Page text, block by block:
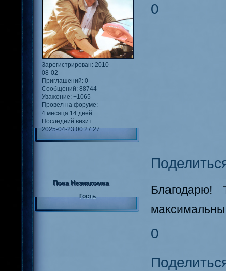
Зарегистрирован: 2010-
08-02
Приглашений: 0
Сообщений: 88744
Уважение: +1065
Провел на форуме:
4 месяца 14 дней
Последний визит:
2025-04-23 00:27:27
0
Пока Незнакомка
Гость
Благодарю!
0